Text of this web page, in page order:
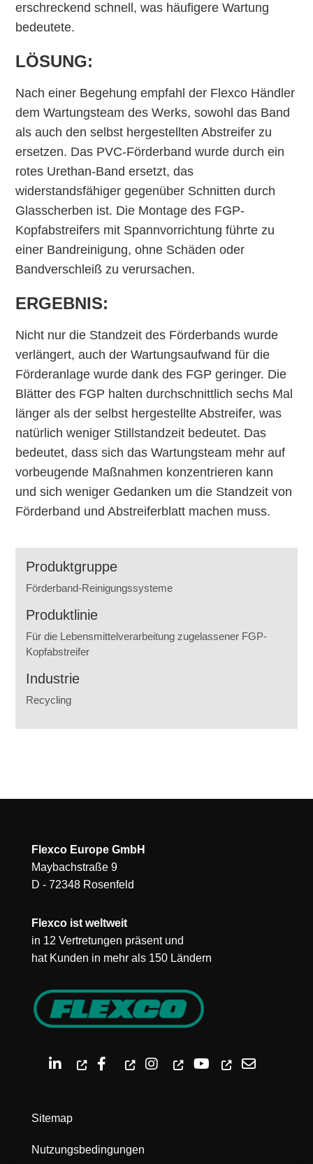
erschreckend schnell, was häufigere Wartung
bedeutete.
LÖSUNG:
Nach einer Begehung empfahl der Flexco Händler
dem Wartungsteam des Werks, sowohl das Band
als auch den selbst hergestellten Abstreifer zu
ersetzen. Das PVC-Förderband wurde durch ein
rotes Urethan-Band ersetzt, das
widerstandsfähiger gegenüber Schnitten durch
Glasscherben ist. Die Montage des FGP-
Kopfabstreifers mit Spannvorrichtung führte zu
einer Bandreinigung, ohne Schäden oder
Bandverschleiß zu verursachen.
ERGEBNIS:
Nicht nur die Standzeit des Förderbands wurde
verlängert, auch der Wartungsaufwand für die
Förderanlage wurde dank des FGP geringer. Die
Blätter des FGP halten durchschnittlich sechs Mal
länger als der selbst hergestellte Abstreifer, was
natürlich weniger Stillstandzeit bedeutet. Das
bedeutet, dass sich das Wartungsteam mehr auf
vorbeugende Maßnahmen konzentrieren kann
und sich weniger Gedanken um die Standzeit von
Förderband und Abstreiferblatt machen muss.
Produktgruppe
Förderband-Reinigungssysteme
Produktlinie
Für die Lebensmittelverarbeitung zugelassener FGP-
Kopfabstreifer
Industrie
Recycling
Flexco Europe GmbH
Maybachstraße 9
D - 72348 Rosenfeld
Flexco ist weltweit
in 12 Vertretungen präsent und
hat Kunden in mehr als 150 Ländern
Sitemap
Nutzungsbedingungen